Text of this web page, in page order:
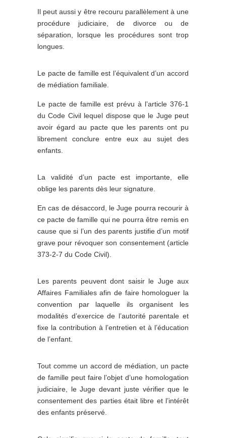
Il peut aussi y être recouru parallèlement à une
procédure judiciaire, de divorce ou de
séparation, lorsque les procédures sont trop
longues.
Le pacte de famille est l’équivalent d’un accord
de médiation familiale.
Le pacte de famille est prévu à l’article 376-1
du Code Civil lequel dispose que le Juge peut
avoir égard au pacte que les parents ont pu
librement conclure entre eux au sujet des
enfants.
La validité d’un pacte est importante, elle
oblige les parents dès leur signature.
En cas de désaccord, le Juge pourra recourir à
ce pacte de famille qui ne pourra être remis en
cause que si l’un des parents justifie d’un motif
grave pour révoquer son consentement (article
373-2-7 du Code Civil).
Les parents peuvent dont saisir le Juge aux
Affaires Familiales afin de faire homologuer la
convention par laquelle ils organisent les
modalités d’exercice de l’autorité parentale et
fixe la contribution à l’entretien et à l’éducation
de l’enfant.
Tout comme un accord de médiation, un pacte
de famille peut faire l’objet d’une homologation
judiciaire, le Juge devant juste vérifier que le
consentement des parties était libre et l’intérêt
des enfants préservé.